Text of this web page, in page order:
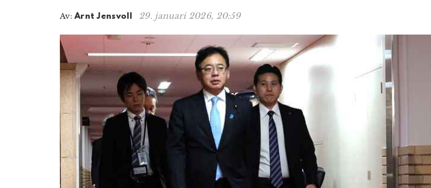
Av: Arnt Jensvoll 29. januari 2026, 20:59